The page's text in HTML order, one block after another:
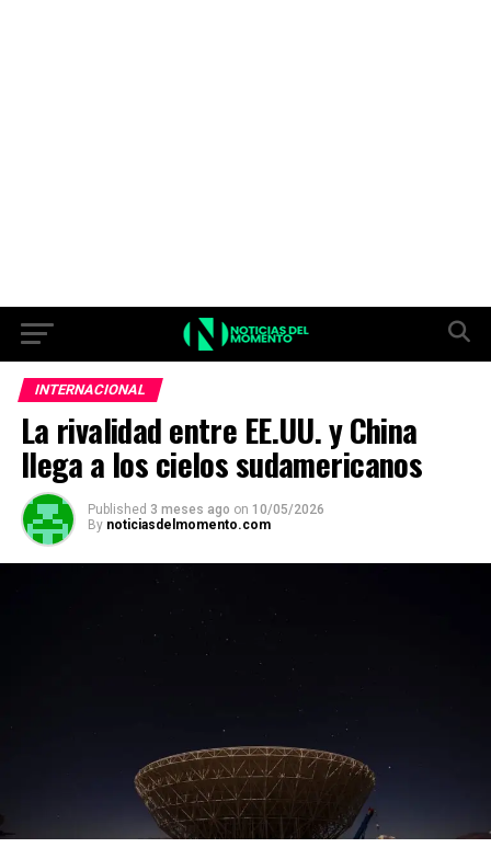
INTERNACIONAL
La rivalidad entre EE.UU. y China
llega a los cielos sudamericanos
Published 3 meses ago on 10/05/2026
By noticiasdelmomento.com